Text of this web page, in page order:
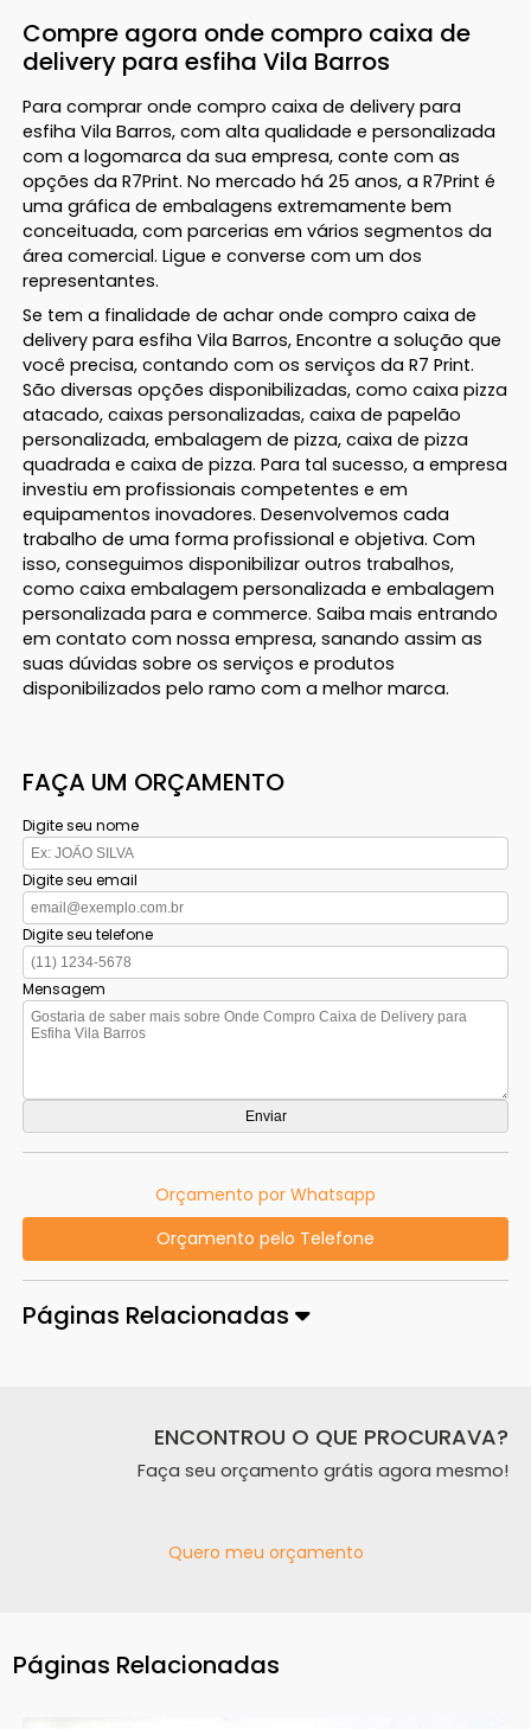
Compre agora onde compro caixa de
delivery para esfiha Vila Barros
Para comprar onde compro caixa de delivery para
esfiha Vila Barros, com alta qualidade e personalizada
com a logomarca da sua empresa, conte com as
opções da R7Print. No mercado há 25 anos, a R7Print é
uma gráfica de embalagens extremamente bem
conceituada, com parcerias em vários segmentos da
área comercial. Ligue e converse com um dos
representantes.
Se tem a finalidade de achar onde compro caixa de
delivery para esfiha Vila Barros, Encontre a solução que
você precisa, contando com os serviços da R7 Print.
São diversas opções disponibilizadas, como caixa pizza
atacado, caixas personalizadas, caixa de papelão
personalizada, embalagem de pizza, caixa de pizza
quadrada e caixa de pizza. Para tal sucesso, a empresa
investiu em profissionais competentes e em
equipamentos inovadores. Desenvolvemos cada
trabalho de uma forma profissional e objetiva. Com
isso, conseguimos disponibilizar outros trabalhos,
como caixa embalagem personalizada e embalagem
personalizada para e commerce. Saiba mais entrando
em contato com nossa empresa, sanando assim as
suas dúvidas sobre os serviços e produtos
disponibilizados pelo ramo com a melhor marca.
FAÇA UM ORÇAMENTO
Digite seu nome
Digite seu email
Digite seu telefone
Mensagem
Orçamento por Whatsapp
Orçamento pelo Telefone
Páginas Relacionadas
ENCONTROU O QUE PROCURAVA?
Faça seu orçamento grátis agora mesmo!
Quero meu orçamento
Páginas Relacionadas